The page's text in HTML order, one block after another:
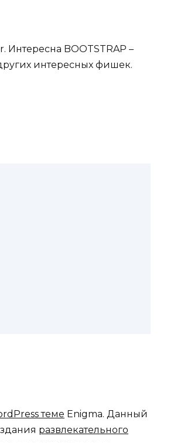
Интересна BOOTSTRAP –
интересных фишек.
теме Enigma. Данный
развлекательного